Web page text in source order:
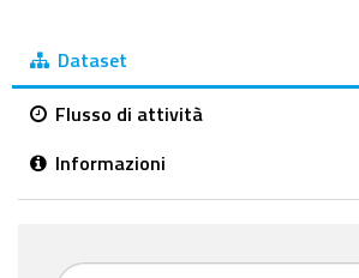
Dataset
Flusso di attività
Informazioni